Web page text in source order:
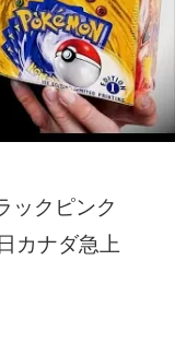
ックピンク
カナダ急上